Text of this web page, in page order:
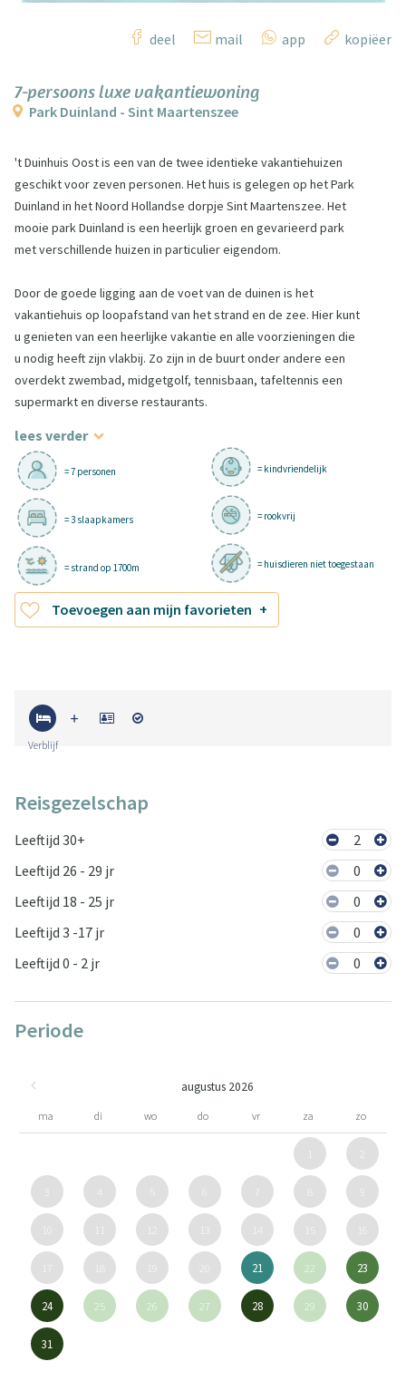
deel mail app kopiëer
7-persoons luxe vakantiewoning
Park Duinland - Sint Maartenszee
't Duinhuis Oost is een van de twee identieke vakantiehuizen
geschikt voor zeven personen. Het huis is gelegen op het Park
Duinland in het Noord Hollandse dorpje Sint Maartenszee. Het
mooie park Duinland is een heerlijk groen en gevarieerd park
met verschillende huizen in particulier eigendom.
Door de goede ligging aan de voet van de duinen is het
vakantiehuis op loopafstand van het strand en de zee. Hier kunt
u genieten van een heerlijke vakantie en alle voorzieningen die
u nodig heeft zijn vlakbij. Zo zijn in de buurt onder andere een
overdekt zwembad, midgetgolf, tennisbaan, tafeltennis een
supermarkt en diverse restaurants.
lees verder
= 7 personen
= 3 slaapkamers
= strand op 1700m
= kindvriendelijk
= rookvrij
= huisdieren niet toegestaan
Toevoegen aan mijn favorieten
Verblijf
Reisgezelschap
Leeftijd 30+
2
Leeftijd 26 - 29 jr
0
Leeftijd 18 - 25 jr
0
Leeftijd 3 -17 jr
0
Leeftijd 0 - 2 jr
0
Periode
augustus 2026
ma di wo do vr za zo
21 22 23
24 25 26 27 28 29 30
31